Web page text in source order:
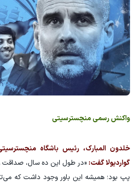
واکنش رسمی منچسترسیتی
خلدون المبارک، رئیس باشگاه
گواردیولا گفت: «در طول این ده سال، صداقت و
پپ بود؛ همیشه این باور وجود داشت که